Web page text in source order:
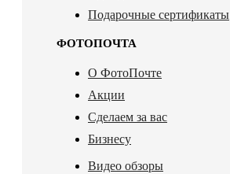
Подарочные сертификаты
ФОТОПОЧТА
О ФотоПочте
Акции
Сделаем за вас
Бизнесу
Видео обзоры